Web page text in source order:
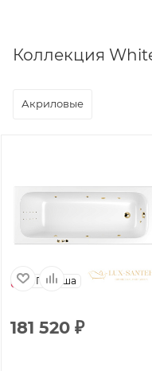
Коллекция
Акриловые
Польша
181 520 ₽